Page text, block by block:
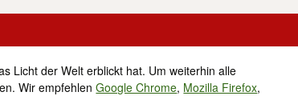
Licht der Welt erblickt hat. Um weiterhin alle
Wir empfehlenGoogle Chrome, Mozilla Firefox,